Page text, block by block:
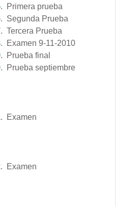
. Primera prueba
. Segunda Prueba
. Tercera Prueba
. Examen 9-11-2010
. Prueba final
. Prueba septiembre
. Examen
. Examen